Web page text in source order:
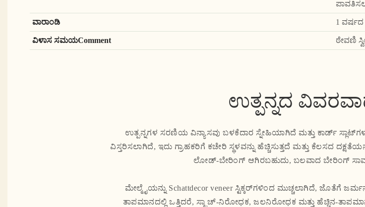
ವಾರಾಂಡಿ
1 ವರ್ಷದ
ವಿಳಾಸ ಸಮಯComment
ಠೇವಣಿ
ಉತ್ಪನ್ನದ
ಉತ್ಪನ್ನಗಳ ಸರಣಿಯ ವಿನ್ಯಾಸವು ಬಳಕೆದಾರ ಸ್ನೇಹಿಯಾಗಿದೆ ಮತ್ತು ಕಾರ್ಡ್
ವಿಸ್ತರಿಸಲಾಗಿದೆ, ಇದು ಗ್ರಾಹಕರಿಗೆ ಕಚೇರಿ ಸ್ಥಳವನ್ನು ಹೆಚ್ಚಿಸುತ್ತದೆ ಮತ್ತು ಕೆಲಸದ
ಲೋಡ್-ಬೇರಿಂಗ್ ಆಗಿರಬಹುದು, ಬಲವಾದ ಬೇರಿಂಗ್
ಮೇಲ್ಮೈಯನ್ನು Schattdecor veneer ಸ್ಟಿಕ್ಕರ್‌ಗಳಿಂದ ಮುಚ್ಚಲಾಗಿದೆ, ಜೊತೆಗೆ
ತಾಪಮಾನದಲ್ಲಿ ಒತ್ತಿದರೆ, ಸ್ಕ್ರಾಚ್-ನಿರೋಧಕ, ಜಲನಿರೋಧಕ ಮತ್ತು ಹೆಚ್ಚಿನ-